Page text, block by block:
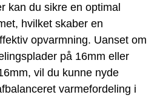
kan du sikre en optimal
hvilket skaber en
opvarmning. Uanset om
på 16mm eller
vil du kunne nyde
varmefordeling i